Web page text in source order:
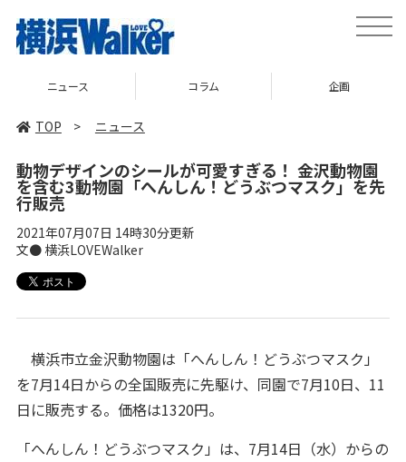
toggle
ニュース コラム 企画
TOP > ニュース
動物デザインのシールが可愛すぎる！ 金沢動物園
を含む3動物園「へんしん！どうぶつマスク」を先
行販売
2021年07月07日 14時30分更新
文● 横浜LOVEWalker
横浜市立金沢動物園は「へんしん！どうぶつマスク」
を7月14日からの全国販売に先駆け、同園で7月10日、11
日に販売する。価格は1320円。
「へんしん！どうぶつマスク」は、7月14日（水）からの